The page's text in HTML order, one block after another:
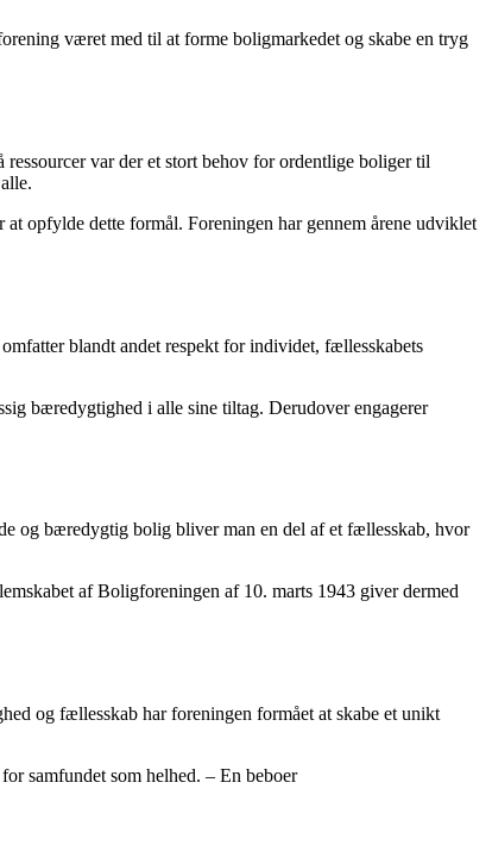
været med til at forme boligmarkedet og skabe en tryg
var der et stort behov for ordentlige boliger til
opfylde dette formål. Foreningen har gennem årene udviklet
blandt andet respekt for individet, fællesskabets
bæredygtighed i alle sine tiltag. Derudover engagerer
og bæredygtig bolig bliver man en del af et fællesskab, hvor
af Boligforeningen af 10. marts 1943 giver dermed
og fællesskab har foreningen formået at skabe et unikt
samfundet som helhed. – En beboer